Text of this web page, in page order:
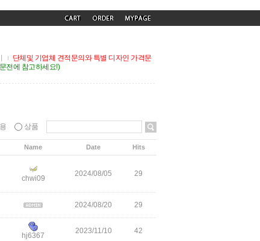
단체및 기업체 견적문의와 특별 디자인 가격문
전에 참고하세요!)
상품
Name Date Hits
chwi09
2024/08/05 29
2024/08/20 29
hj6367
2023/11/10 42